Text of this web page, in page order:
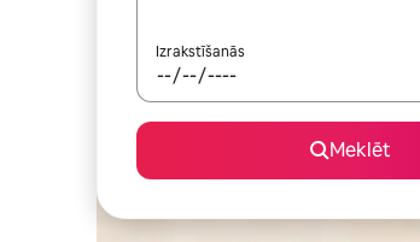
Izrakstīšanās
Meklēt